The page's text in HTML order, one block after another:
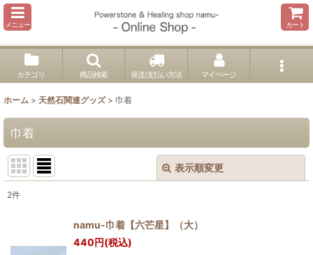
メニュー カート
カテゴリ 商品検索 発送/支払い方法 マイページ
ホーム > 天然石関連グッズ > 巾着
巾着
表示順変更
並び順:
2件
namu-巾着【六芒星】（大）
440円(税込)